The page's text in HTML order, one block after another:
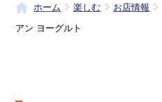
ホーム 楽しむ お店情報
アン ヨーグルト